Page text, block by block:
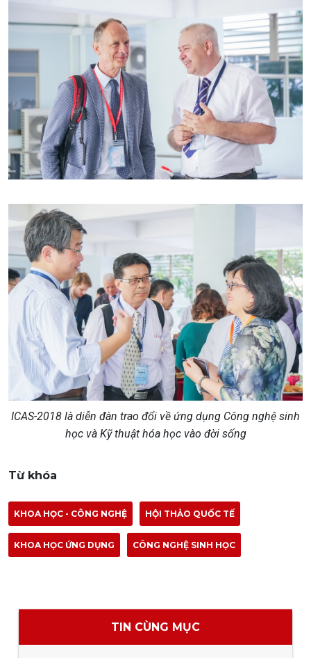
ICAS-2018 là diễn đàn trao đổi về ứng dụng Công nghệ sinh
học và Kỹ thuật hóa học vào đời sống
Từ khóa
KHOA HỌC - CÔNG NGHỆ HỘI THẢO QUỐC TẾ
KHOA HỌC ỨNG DỤNG CÔNG NGHỆ SINH HỌC
TIN CÙNG MỤC